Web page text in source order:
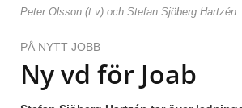
Peter Olsson (t v) och Stefan Sjöberg Hartzén.
PÅ NYTT JOBB
Ny vd för Joab